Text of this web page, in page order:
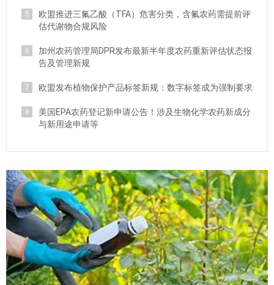
5
欧盟推进三氟乙酸（TFA）危害分类，含氟农药需提前评
估代谢物合规风险
6
加州农药管理局DPR发布最新半年度农药重新评估状态报
告及管理新规
7 欧盟发布植物保护产品标签新规：数字标签成为强制要求
8
美国EPA农药登记新申请公告！涉及生物化学农药新成分
与新用途申请等